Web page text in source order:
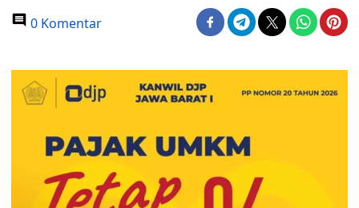
0 Komentar